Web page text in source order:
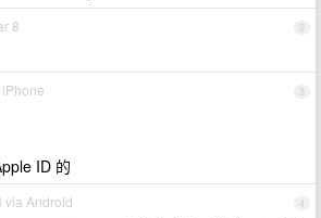
2
8
3
ID 的
4
via Android